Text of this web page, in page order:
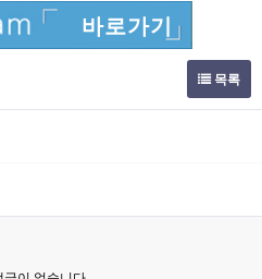
바로가기
목록